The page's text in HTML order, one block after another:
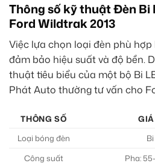
Thông số kỹ thuật Đèn Bi
Ford Wildtrak 2013
Việc lựa chọn loại đèn phù
đảm bảo hiệu suất và độ bền.
thuật tiêu biểu của một bộ Bi
Phát Auto thường tư vấn cho
THÔNG SỐ
GIÁ
Loại bóng đèn
Công suất
Pha: